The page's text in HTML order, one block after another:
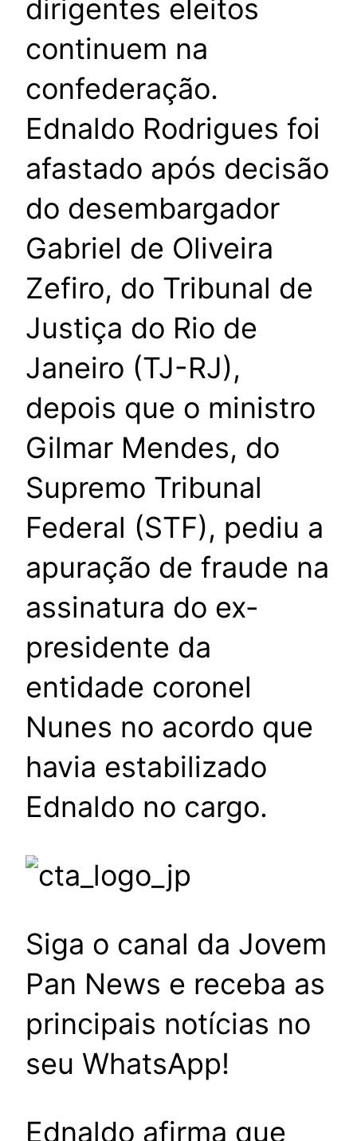
dirigentes eleitos
continuem na
confederação.
Ednaldo Rodrigues foi
afastado após decisão
do desembargador
Gabriel de Oliveira
Zefiro, do Tribunal de
Justiça do Rio de
Janeiro (TJ-RJ),
depois que o ministro
Gilmar Mendes, do
Supremo Tribunal
Federal (STF), pediu a
apuração de fraude na
assinatura do ex-
presidente da
entidade coronel
Nunes no acordo que
havia estabilizado
Ednaldo no cargo.
Siga o canal da Jovem
Pan News e receba as
principais notícias no
seu WhatsApp!
Ednaldo afirma que